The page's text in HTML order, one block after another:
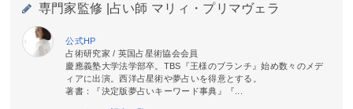
専門家監修 | 占い師 マリィ・プリマヴェラ
公式HP
占術研究家 / 英国占星術協会会員
慶應義塾大学法学部卒。TBS『王様のブランチ』始め数々のメデ
ィアに出演。西洋占星術や夢占いを得意とする。
著書：『決定版夢占いキーワード事典』『...